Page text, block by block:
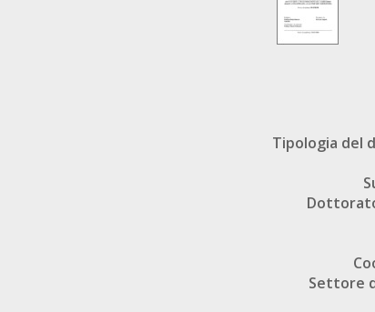
Tipologia del
Settore